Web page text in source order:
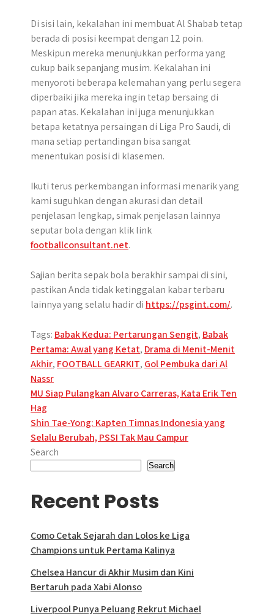
Di sisi lain, kekalahan ini membuat Al Shabab tetap
berada di posisi keempat dengan 12 poin.
Meskipun mereka menunjukkan performa yang
cukup baik sepanjang musim. Kekalahan ini
menyoroti beberapa kelemahan yang perlu segera
diperbaiki jika mereka ingin tetap bersaing di
papan atas. Kekalahan ini juga menunjukkan
betapa ketatnya persaingan di Liga Pro Saudi, di
mana setiap pertandingan bisa sangat
menentukan posisi di klasemen.
Ikuti terus perkembangan informasi menarik yang
kami suguhkan dengan akurasi dan detail
penjelasan lengkap, simak penjelasan lainnya
seputar bola dengan klik link
footballconsultant.net.
Sajian berita sepak bola berakhir sampai di sini,
pastikan Anda tidak ketinggalan kabar terbaru
lainnya yang selalu hadir di https://psgint.com/.
Tags: Babak Kedua: Pertarungan Sengit, Babak
Pertama: Awal yang Ketat, Drama di Menit-Menit
Akhir, FOOTBALL GEARKIT, Gol Pembuka dari Al
Nassr
Post
navigation
MU Siap Pulangkan Alvaro Carreras, Kata Erik Ten
Hag
Shin Tae-Yong: Kapten Timnas Indonesia yang
Selalu Berubah, PSSI Tak Mau Campur
Search
Search
Recent Posts
Como Cetak Sejarah dan Lolos ke Liga
Champions untuk Pertama Kalinya
Chelsea Hancur di Akhir Musim dan Kini
Bertaruh pada Xabi Alonso
Liverpool Punya Peluang Rekrut Michael